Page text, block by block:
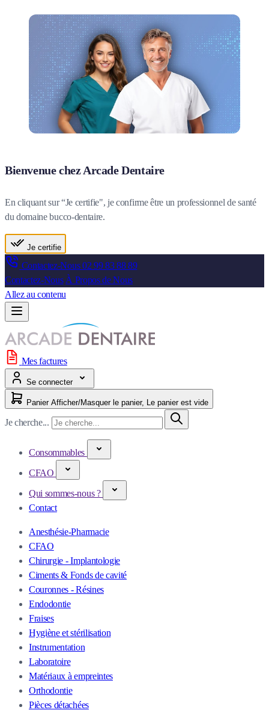
Bienvenue chez Arcade Dentaire
En cliquant sur “Je certifie", je confirme être un professionnel de santé
du domaine bucco-dentaire.
Je certifie
Contactez-Nous02 99 83 88 89
Contactez-Nous À Propos de Nous
Allez au contenu
Mes factures
Se connecter
Panier Afficher/Masquer le panier, Le panier est vide
Je cherche...
Consommables
CFAO
Qui sommes-nous ?
Contact
Anesthésie-Pharmacie
CFAO
Chirurgie - Implantologie
Ciments & Fonds de cavité
Couronnes - Résines
Endodontie
Fraises
Hygiène et stérilisation
Instrumentation
Laboratoire
Matériaux à empreintes
Orthodontie
Pièces détachées